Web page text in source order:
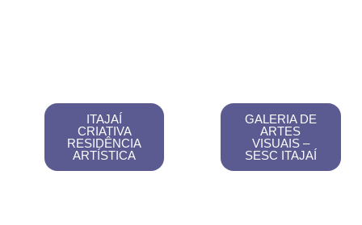
ITAJAÍ
CRIATIVA
RESIDÊNCIA
ARTÍSTICA
GALERIA DE
ARTES
VISUAIS –
SESC ITAJAÍ